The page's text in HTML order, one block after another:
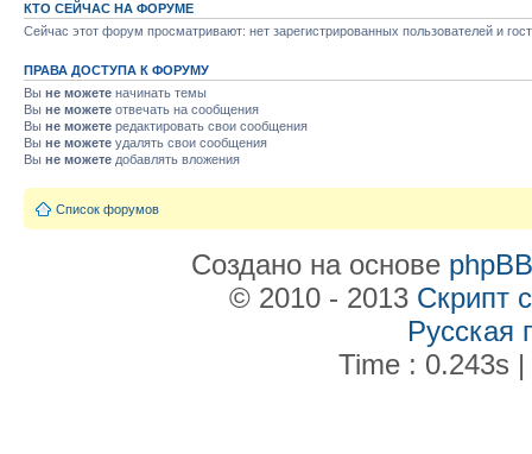
КТО СЕЙЧАС НА ФОРУМЕ
Сейчас этот форум просматривают: нет зарегистрированных пользователей и
ПРАВА ДОСТУПА К ФОРУМУ
Вы не можете начинать темы
Вы не можете отвечать на сообщения
Вы не можете редактировать свои сообщения
Вы не можете удалять свои сообщения
Вы не можете добавлять вложения
Список форумов
Создано на основе phpBB
© 2010 - 2013 Скрипт
Русская
Time : 0.243s